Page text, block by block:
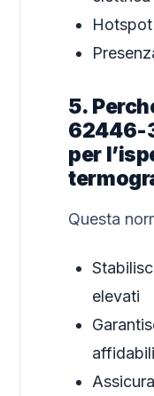
5.
62446-
per
Questa
elevati
affidabili